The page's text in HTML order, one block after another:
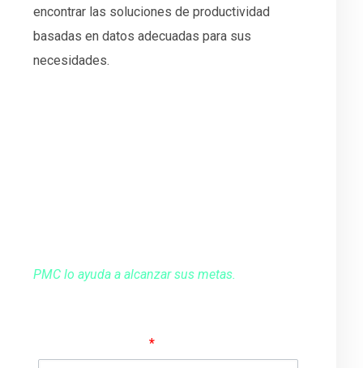
encontrar las soluciones de productividad
basadas en datos adecuadas para sus
necesidades.
PMC lo ayuda a alcanzar sus metas.
Nombre completo*